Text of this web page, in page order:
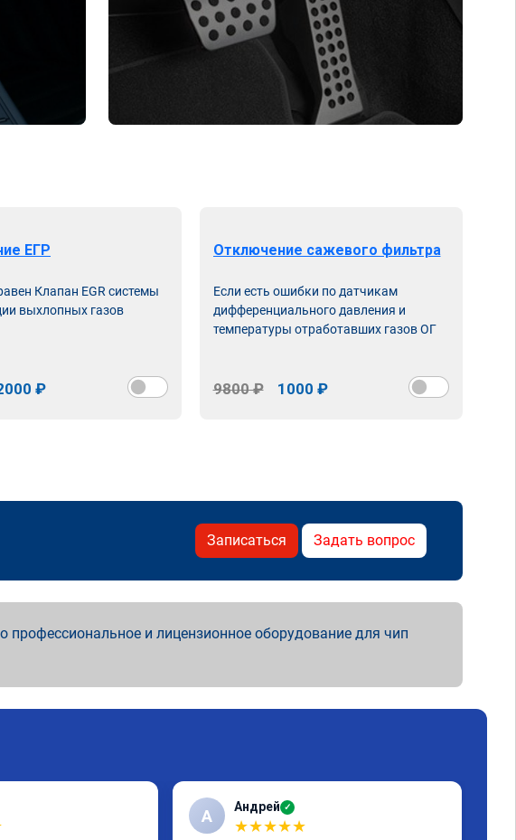
ЕГР
Клапан EGR системы
выхлопных газов
₽
Отключение сажевого фильтра
Если есть ошибки по датчикам
дифференциального давления и
температуры отработавших газов ОГ
9800 ₽ 1000 ₽
Записаться Задать вопрос
и лицензионное оборудование для чип
А Андрей ✓
★★★★★